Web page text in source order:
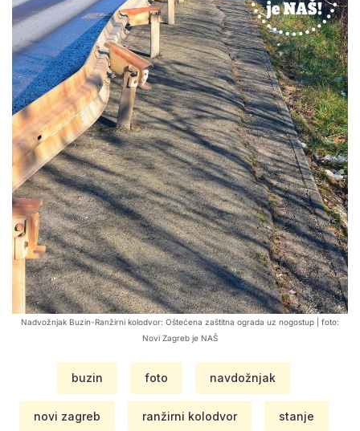
Nadvožnjak Buzin-Ranžirni kolodvor: Oštećena zaštitna ograda uz nogostup | foto:
Novi Zagreb je NAŠ
buzin foto navdožnjak
novi zagreb ranžirni kolodvor stanje